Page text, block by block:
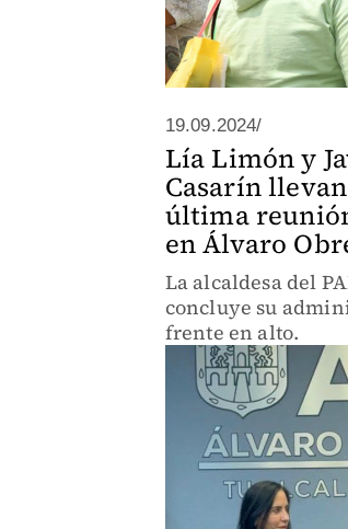
19.09.2024/
Lía Limón y
Casarín
última
en Álvaro
La alcaldesa del
concluye su
frente en alto.